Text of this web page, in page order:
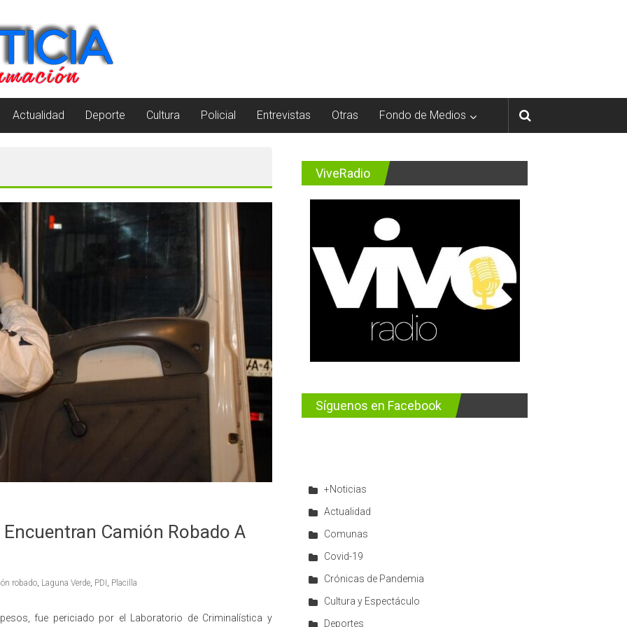
Actualidad Deporte Cultura Policial Entrevistas Otras Fondo de Medios
Camión Robado A
robado, Laguna Verde, PDI , Placilla
fue periciado por el Laboratorio de Criminalística y
ViveRadio
Síguenos en Facebook
+Noticias
Actualidad
Comunas
Covid-19
Crónicas de Pandemia
Cultura y Espectáculo
Deportes